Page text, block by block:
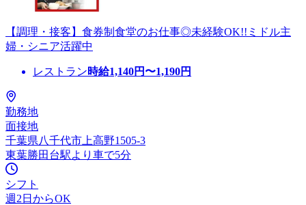
【調理・接客】食券制食堂のお仕事◎未経験OK!!ミドル主
婦・シニア活躍中
レストラン時給1,140円〜1,190円
勤務地
面接地
千葉県八千代市上高野1505-3
東葉勝田台駅より車で5分
シフト
週2日からOK